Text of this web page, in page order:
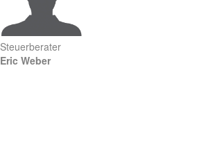
Steuerberater
Eric Weber